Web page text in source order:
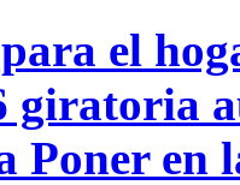
el
giratoria
Poner en